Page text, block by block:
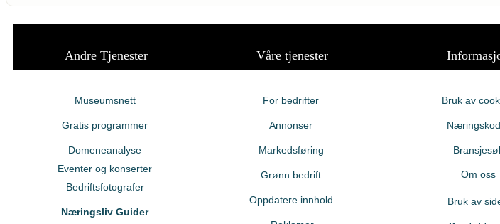
Andre Tjenester Våre tjenester
Museumsnett
Gratis programmer
Domeneanalyse
Eventer og konserter
Bedriftsfotografer
Næringsliv Guider
For bedrifter
Annonser
Markedsføring
Grønn bedrift
Oppdatere innhold
Bruk av
Om oss
Bruk av